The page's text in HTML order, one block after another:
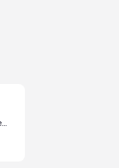
Av. Sendero Divisorio S/N - El Carmen, Nuevo León